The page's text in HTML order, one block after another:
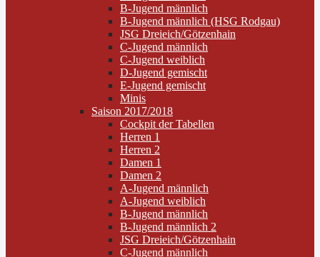
B-Jugend männlich
B-Jugend männlich (HSG Rodgau)
JSG Dreieich/Götzenhain
C-Jugend männlich
C-Jugend weiblich
D-Jugend gemischt
E-Jugend gemischt
Minis
Saison 2017/2018
Cockpit der Tabellen
Herren 1
Herren 2
Damen 1
Damen 2
A-Jugend männlich
A-Jugend weiblich
B-Jugend männlich
B-Jugend männlich 2
JSG Dreieich/Götzenhain
C-Jugend männlich